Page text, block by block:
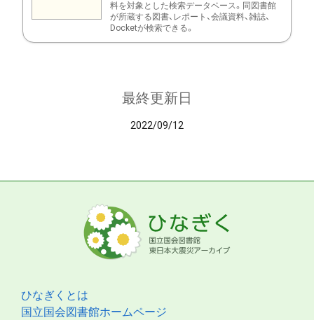
料を対象とした検索データベース。同図書館
が所蔵する図書、レポート、会議資料、雑誌、
Docketが検索できる。
最終更新日
2022/09/12
ひなぎくとは
国立国会図書館ホームページ